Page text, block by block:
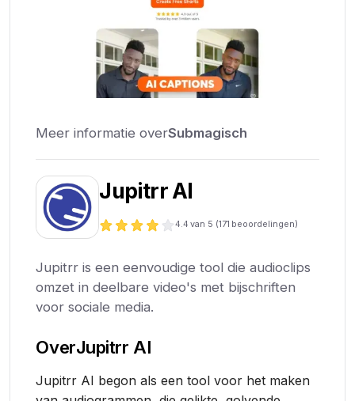
Meer informatie overSubmagisch
Jupitrr AI
4.4 van 5 (171 beoordelingen)
Jupitrr is een eenvoudige tool die audioclips
omzet in deelbare video's met bijschriften
voor sociale media.
OverJupitrr AI
Jupitrr AI begon als een tool voor het maken